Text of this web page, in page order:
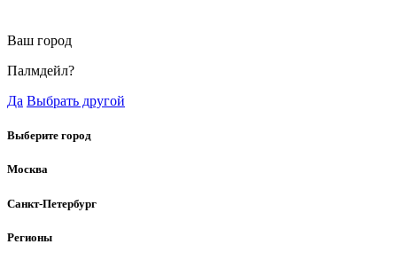
Ваш город
Палмдейл?
Да Выбрать другой
Выберите город
Москва
Санкт-Петербург
Регионы